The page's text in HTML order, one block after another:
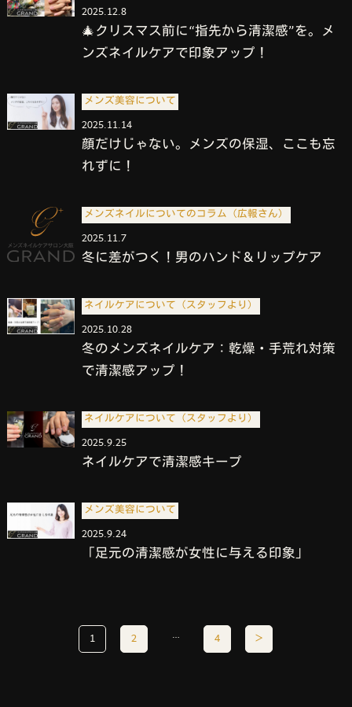
2025.12.8
🎄クリスマス前に“指先から清潔感”を。メ
ンズネイルケアで印象アップ！
メンズ美容について
2025.11.14
顔だけじゃない。メンズの保湿、ここも忘
れずに！
メンズネイルについてのコラム（広報さん）
2025.11.7
冬に差がつく！男のハンド＆リップケア
ネイルケアについて（スタッフより）
2025.10.28
冬のメンズネイルケア：乾燥・手荒れ対策
で清潔感アップ！
ネイルケアについて（スタッフより）
2025.9.25
ネイルケアで清潔感キープ
メンズ美容について
2025.9.24
「足元の清潔感が女性に与える印象」
1 2 … 4 ＞